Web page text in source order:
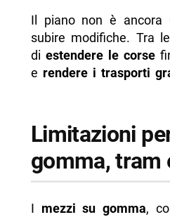
Il piano non è ancora
subire modifiche. Tra
di estendere le corse
e rendere i trasporti
Limitazioni
gomma, tram
I mezzi su gomma,